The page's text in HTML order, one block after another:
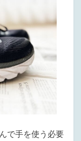
で手を使う必要